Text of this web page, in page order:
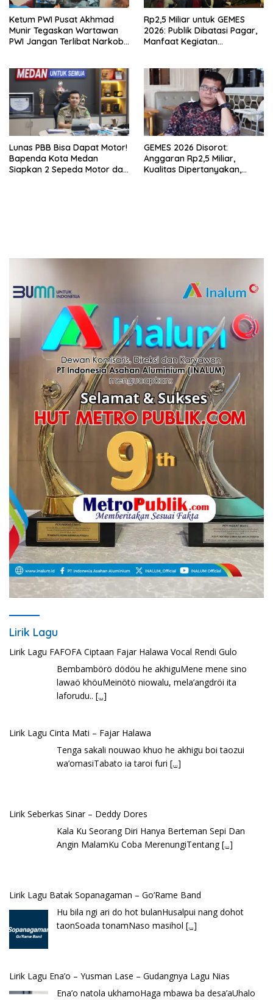
Ketum PWI Pusat Akhmad
Munir Tegaskan Wartawan
PWI Jangan Terlibat Narkoba
Rp2,5 Miliar untuk GEMES
2026: Publik Dibatasi Pagar,
Manfaat Kegiatan
Lunas PBB Bisa Dapat Motor!
Bapenda Kota Medan
Siapkan 2 Sepeda Motor dan
GEMES 2026 Disorot:
Anggaran Rp2,5 Miliar,
Kualitas Dipertanyakan,
Lirik Lagu
Lirik Lagu FAFOFA Ciptaan Fajar Halawa Vocal Rendi Gulo
Bembambörö dödöu he akhiguMene mene sino
lawaö khöuMeinötö niowalu, mela’angdröi ita
laforudu.. [...]
Lirik Lagu Cinta Mati – Fajar Halawa
Tenga sakali nouwao khuo he akhigu boi taozui
wa’omasiTabato ia taroi furi [...]
Lirik Seberkas Sinar – Deddy Dores
Kala Ku Seorang Diri Hanya Berteman Sepi Dan
Angin MalamKu Coba MerenungiTentang[...]
Lirik Lagu Batak Sopanagaman – Go’Rame Band
Hu bila ngi ari do hot bulanHusalpui nang dohot
taonSoada tonamNaso masihol [...]
Lirik Lagu Ena’o – Yusman Lase – Gudangnya Lagu Nias
Ena’o natola ukhamoHaga mbawa ba desa’aUhalo